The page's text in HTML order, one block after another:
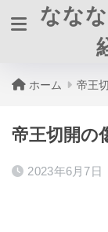
なな
ホーム 帝王
帝王切開の
2023年6月7日